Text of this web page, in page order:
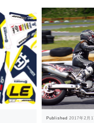
Published2017年2月